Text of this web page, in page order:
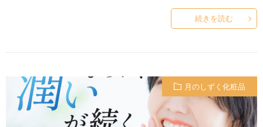
続きを読む
月のしずく化粧品